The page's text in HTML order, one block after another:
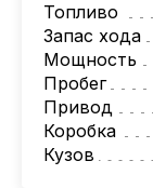
Европы,
Мы
авто,
проверка
при
деньги!
Топливо
Запас хода
Мощность
Пробег
Привод
Коробка
Кузов